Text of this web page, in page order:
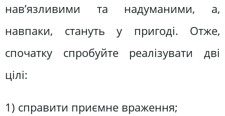
нав’язливими та надуманими, а,
навпаки, стануть у пригоді. Отже,
спочатку спробуйте реалізувати дві
цілі:
1) справити приємне враження;